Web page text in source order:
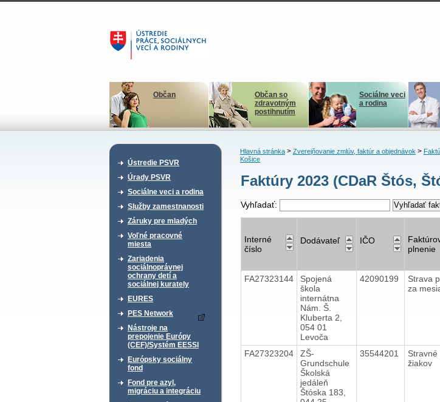
Občan
Občan so
zdravotným
postihnutím
Sociálne veci
a rodina
Ústredie PSVR
Úrady PSVR
Sociálne veci a rodina
Služby zamestnanosti
Záruky pre mladých
Voľné pracovné
miesta
Zariadenia
sociálnoprávnej
ochrany detí a
sociálnej kurately
EURES
PES Network
Nástroje na
prepojenie Európy
(CEF)/Systém EESSI
Európsky sociálny
fond
Fond pre azyl,
migráciu a integráciu
Hlavná stránka> Zverejňovanie zmlúv, faktúr a objednávok>
Košice
Faktúry 2023 (CDaR Štós,
Vyhľadať:
Interné
číslo
Dodávateľ IČO
plnenie
FA27323144
Spojená
škola
internátna
Nám. Š.
Kluberta 2,
054 01
Levoča
42090199
Strava
za
FA27323204
ZŠ-
Grundschule
Školská
jedáleň
Štóska 183,
35544201
Stravné
žiakov